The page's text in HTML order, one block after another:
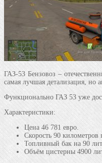
ГАЗ-53 Бензовоз –
самая лучшая детализация, но
Функционально ГАЗ 53 уже
Характеристики:
Цена 46 781 евро.
Скорость 90 километров
Топливный бак на 90
Объём цистерны 4900